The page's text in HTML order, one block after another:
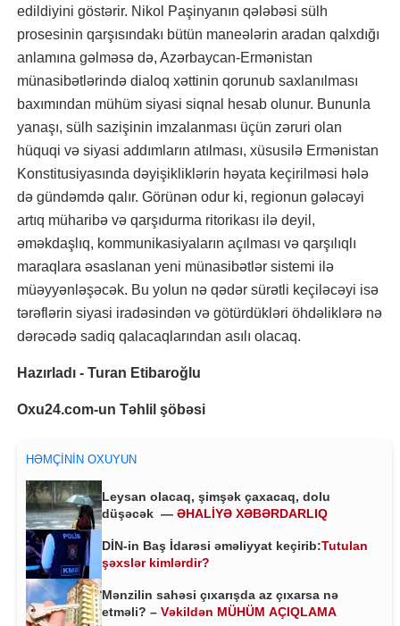
edildiyini göstərir. Nikol Paşinyanın qələbəsi sülh
prosesinin qarşısındakı bütün maneələrin aradan qalxdığı
anlamına gəlməsə də, Azərbaycan-Ermənistan
münasibətlərində dialoq xəttinin qorunub saxlanılması
baxımından mühüm siyasi siqnal hesab olunur. Bununla
yanaşı, sülh sazişinin imzalanması üçün zəruri olan
hüquqi və siyasi addımların atılması, xüsusilə Ermənistan
Konstitusiyasında dəyişikliklərin həyata keçirilməsi hələ
də gündəmdə qalır. Görünən odur ki, regionun gələcəyi
artıq müharibə və qarşıdurma ritorikası ilə deyil,
əməkdaşlıq, kommunikasiyaların açılması və qarşılıqlı
maraqlara əsaslanan yeni münasibətlər sistemi ilə
müəyyənləşəcək. Bu yolun nə qədər sürətli keçiləcəyi isə
tərəflərin siyasi iradəsindən və götürdükləri öhdəliklərə nə
dərəcədə sadiq qalacaqlarından asılı olacaq.
Hazırladı - Turan Etibaroğlu
Oxu24.com-un Təhlil şöbəsi
HƏMÇININ OXUYUN
Leysan olacaq, şimşək çaxacaq, dolu
düşəcək — ƏHALİYƏ XƏBƏRDARLIQ
DİN-in Baş İdarəsi əməliyyat keçirib:Tutulan
şəxslər kimlərdir?
Mənzilin sahəsi çıxarışda az çıxarsa nə
etməli? – Vəkildən MÜHÜM AÇIQLAMA